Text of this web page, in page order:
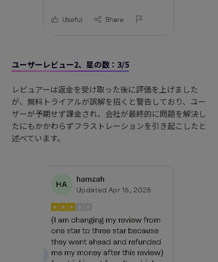
ユーザーレビュー2、星の数：3/5
レビュアーは返金を受け取った後に評価を上げました
が、無料トライアルが誤解を招くと警告しており、ユー
ザーが予期せず課金され、会社が最終的に問題を解決し
たにもかかわらずフラストレーションを引き起こしたと
述べています。